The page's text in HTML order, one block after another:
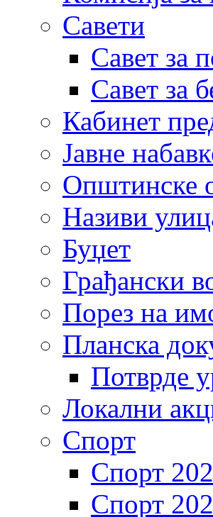
Савети
Савет за
Савет за
Кабинет
Јавне
Општинске
Називи
Буџет
Грађански
Порез на
Планска
Потврде
Локални
Спорт
Спорт
Спорт